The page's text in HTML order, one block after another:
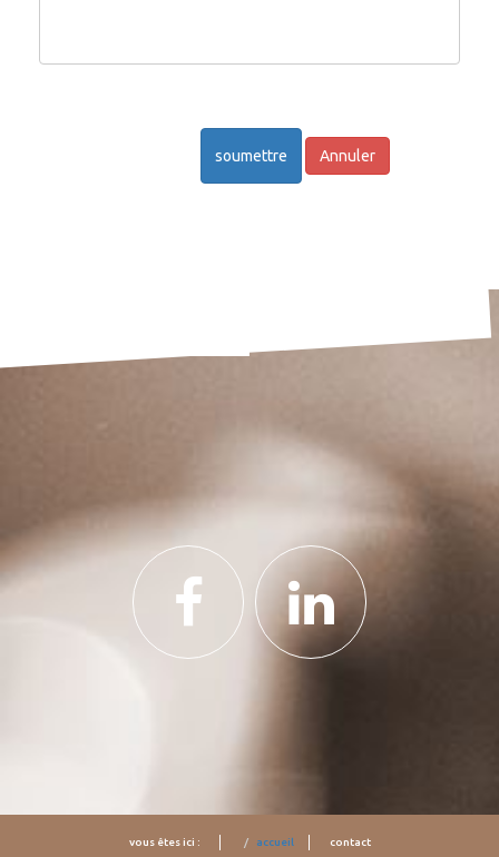
soumettre Annuler
vous êtes ici : accueil contact